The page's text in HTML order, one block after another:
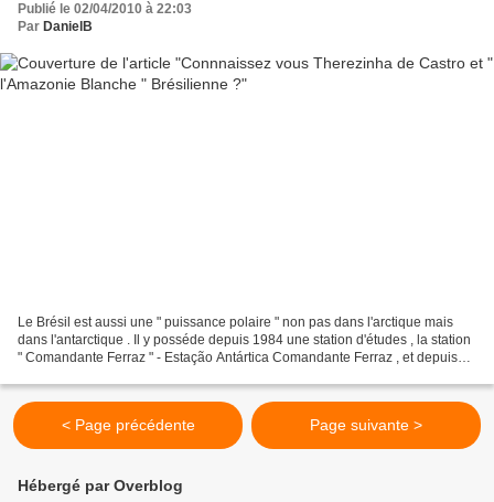
Publié le 02/04/2010 à 22:03
Par DanielB
Le Brésil est aussi une " puissance polaire " non pas dans l'arctique mais
dans l'antarctique . Il y posséde depuis 1984 une station d'études , la station
" Comandante Ferraz " - Estação Antártica Comandante Ferraz , et depuis
< Page précédente Page suivante >
Hébergé par Overblog